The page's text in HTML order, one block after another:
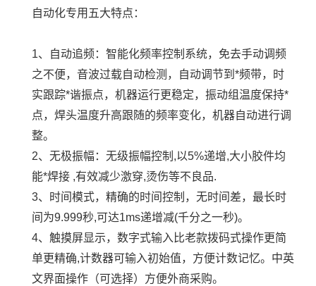
自动化专用五大特点：
1、自动追频：智能化频率控制系统，免去手动调频
之不便，音波过载自动检测，自动调节到*频带，时
实跟踪*谐振点，机器运行更稳定，振动组温度保持*
点，焊头温度升高跟随的频率变化，机器自动进行调
整。
2、无极振幅：无级振幅控制,以5%递增,大小胶件均
能*焊接 ,有效减少激穿,烫伤等不良品.
3、时间模式，精确的时间控制，无时间差，最长时
间为9.999秒,可达1ms递增减(千分之一秒)。
4、触摸屏显示，数字式输入比老款拨码式操作更简
单更精确,计数器可输入初始值，方便计数记忆。中英
文界面操作（可选择）方便外商采购。